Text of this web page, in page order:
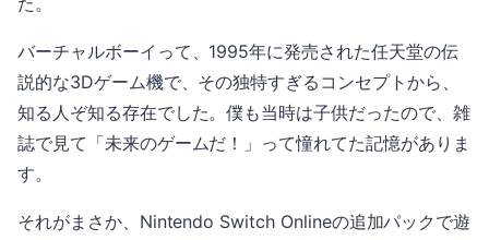
バーチャルボーイって、1995年に発売された任天堂の伝
説的な3Dゲーム機で、その独特すぎるコンセプトから、
知る人ぞ知る存在でした。僕も当時は子供だったので、雑
誌で見て「未来のゲームだ！」って憧れてた記憶がありま
す。
それがまさか、Nintendo Switch Onlineの追加パックで遊